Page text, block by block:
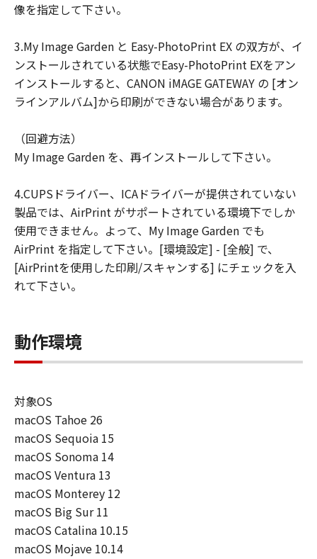
像を指定して下さい。
3.My Image Garden と Easy-PhotoPrint EX の双方が、イ
ンストールされている状態でEasy-PhotoPrint EXをアン
インストールすると、CANON iMAGE GATEWAY の [オン
ラインアルバム]から印刷ができない場合があります。
（回避方法）
My Image Garden を、再インストールして下さい。
4.CUPSドライバー、ICAドライバーが提供されていない
製品では、AirPrint がサポートされている環境下でしか
使用できません。よって、My Image Garden でも
AirPrint を指定して下さい。[環境設定] - [全般] で、
[AirPrintを使用した印刷/スキャンする] にチェックを入
れて下さい。
動作環境
対象OS
macOS Tahoe 26
macOS Sequoia 15
macOS Sonoma 14
macOS Ventura 13
macOS Monterey 12
macOS Big Sur 11
macOS Catalina 10.15
macOS Mojave 10.14